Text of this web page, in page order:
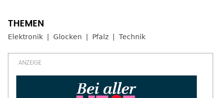
Elektronik Glocken Pfalz Technik